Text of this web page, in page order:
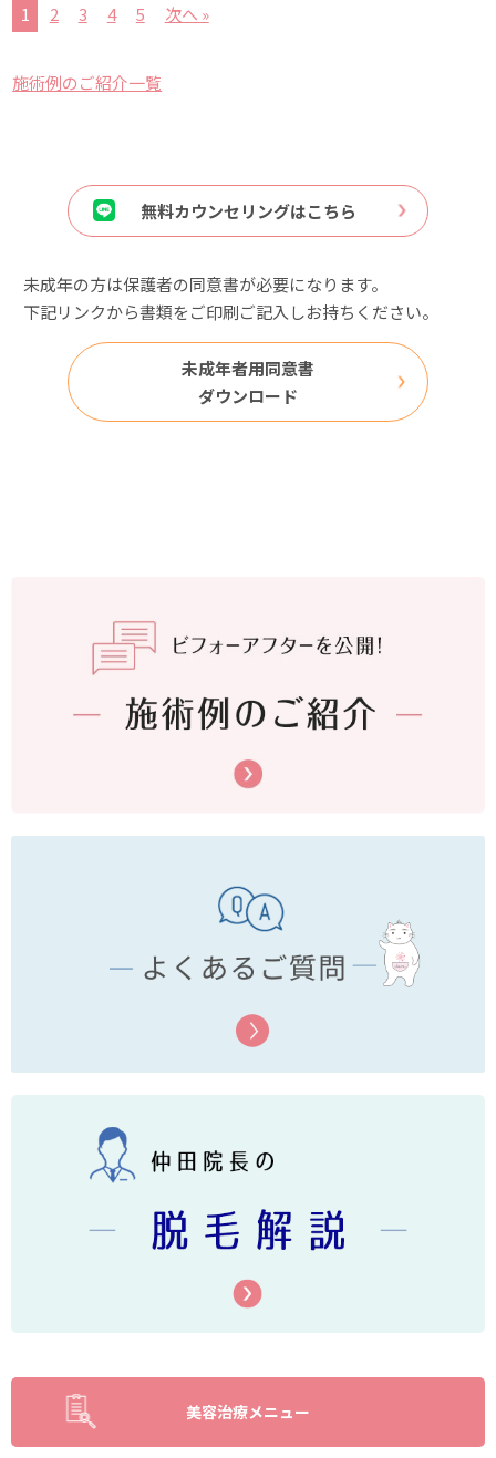
1 2 3 4 5 次へ »
施術例のご紹介一覧
無料カウンセリングはこちら
未成年の方は保護者の同意書が必要になります。
下記リンクから書類をご印刷ご記入しお持ちください。
未成年者用同意書
ダウンロード
美容治療メニュー